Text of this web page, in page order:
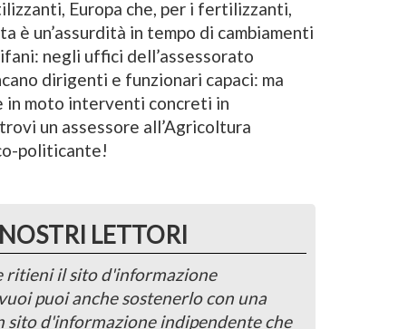
Europa che, per i fertilizzanti,
è un’assurdità in tempo di cambiamenti
negli uffici dell’assessorato
dirigenti e funzionari capaci: ma
in moto interventi concreti in
un assessore all’Agricoltura
politicante!
LETTORI
ritieni il sito d'informazione
puoi anche sostenerlo con una
sito d'informazione indipendente che